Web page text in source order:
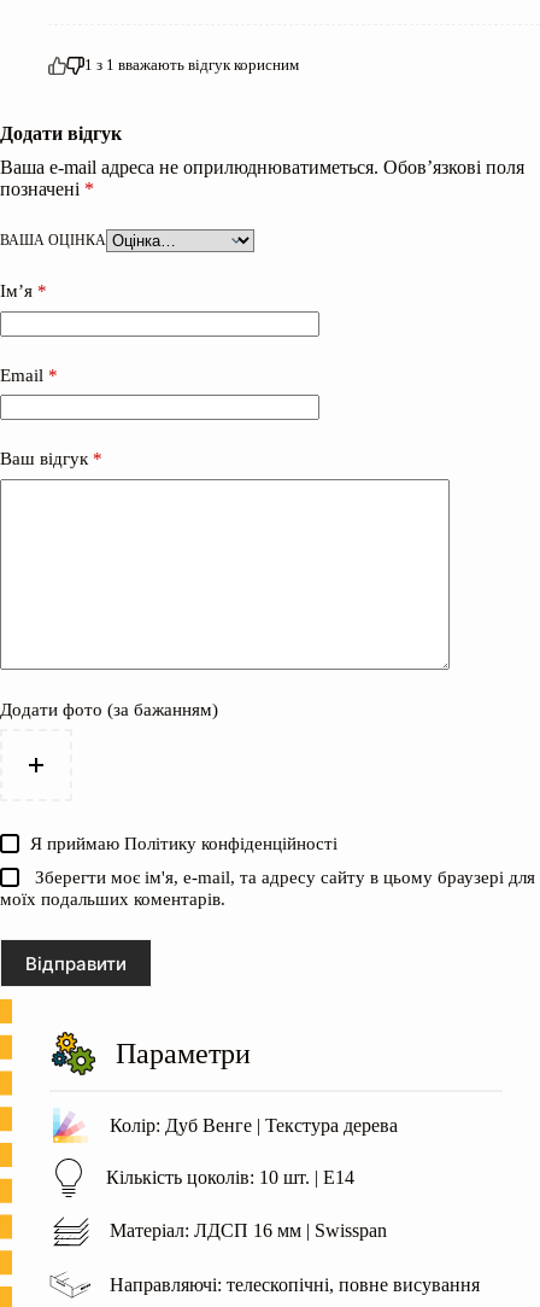
1 з 1 вважають відгук корисним
Додати відгук
Ваша e-mail адреса не оприлюднюватиметься. Обов’язкові поля
позначені *
ВАША ОЦІНКА
Ім’я *
Email *
Ваш відгук *
Додати фото (за бажанням)
Я приймаюПолітику конфіденційності
Зберегти моє ім'я, e-mail, та адресу сайту в цьому браузері для
моїх подальших коментарів.
Відправити
Параметри
Колір: Дуб Венге | Текстура дерева
Кількість цоколів: 10 шт. | Е14
Матеріал: ЛДСП 16 мм | Swisspan
Направляючі: телескопічні, повне висування